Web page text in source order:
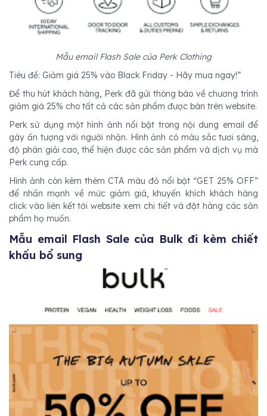
Mẫu email Flash Sale của Perk Clothing
Tiêu đề: Giảm giá 25% vào Black Friday - Hãy mua ngay!”
Để thu hút khách hàng, Perk đã gửi thông báo về chương trình
giảm giá 25% cho tất cả các sản phẩm được bán trên website.
Perk sử dụng một hình ảnh nổi bật trong nội dung email để
gây ấn tượng với người nhận. Hình ảnh có màu sắc tươi sáng,
độ phân giải cao, thể hiện được các sản phẩm và dịch vụ mà
Perk cung cấp.
Hình ảnh còn kèm thêm CTA màu đỏ nổi bật “GET 25% OFF”
để nhấn mạnh về mức giảm giá, khuyến khích khách hàng
click vào liên kết tới website xem chi tiết và đặt hàng các sản
phẩm họ muốn.
Mẫu email Flash Sale của Bulk đi kèm chiết
khấu bổ sung